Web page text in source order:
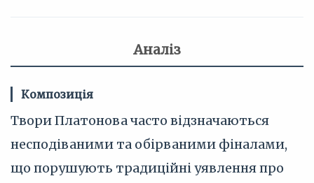
Аналіз
Композиція
Твори Платонова часто відзначаються
несподіваними та обірваними фіналами,
що порушують традиційні уявлення про